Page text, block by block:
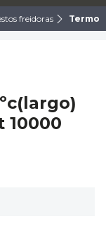
freidoras
10000